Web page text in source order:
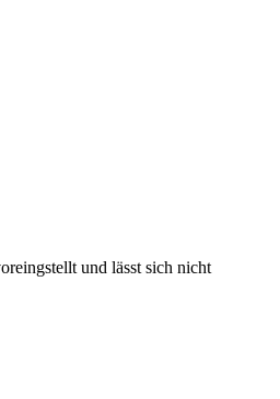
und lässt sich nicht